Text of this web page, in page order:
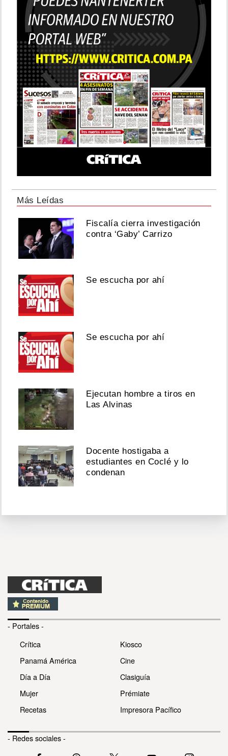
Más Leídas
Fiscalía cierra investigación
contra ‘Gaby’ Carrizo
Se escucha por ahí
Se escucha por ahí
Ejecutan hombre a tiros en
Las Alvinas
Docente hostigaba a
estudiantes en Coclé y lo
condenan
- Portales -
Crítica
Panamá América
Día a Día
Mujer
Recetas
Kiosco
Cine
Clasiguía
Prémiate
Impresora Pacífico
- Redes sociales -